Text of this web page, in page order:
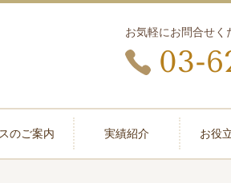
お気軽にお問合せく
03-
のご案内 実績紹介 お役